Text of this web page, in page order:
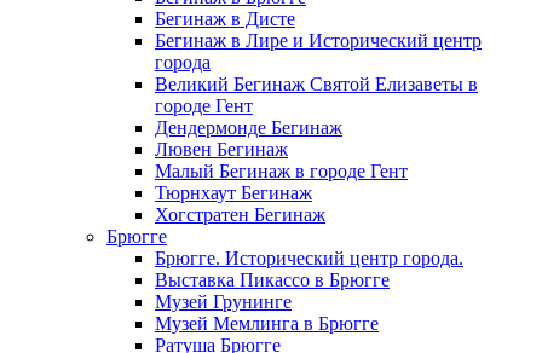
Бегинаж в Дисте
Бегинаж в Лире и Исторический центр
города
Великий Бегинаж Святой Елизаветы в
городе Гент
Дендермонде Бегинаж
Лювен Бегинаж
Малый Бегинаж в городе Гент
Тюрнхаут Бегинаж
Хогстратен Бегинаж
Брюгге
Брюгге. Исторический центр города.
Выставка Пикассо в Брюгге
Музей Грунинге
Музей Мемлинга в Брюгге
Ратуша Брюгге